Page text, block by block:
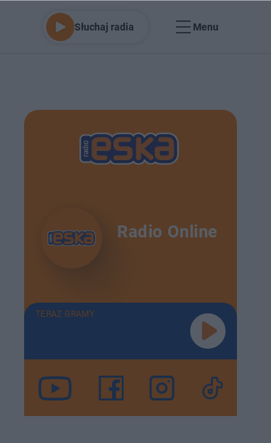
Słuchaj radia Menu
Radio Online
TERAZ GRAMY